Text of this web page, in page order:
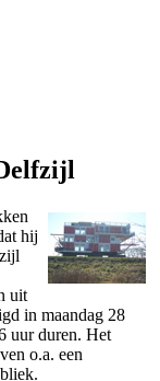
hij
uit
in maandag 28
uur duren. Het
o.a. een